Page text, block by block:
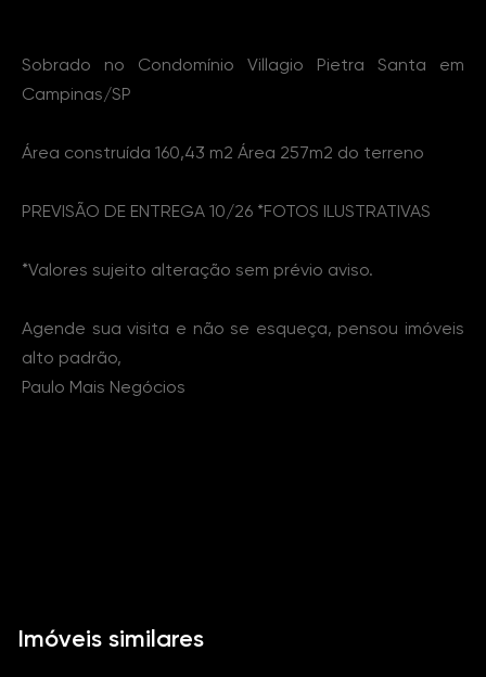
Sobrado no Condomínio Villagio Pietra Santa em
Campinas/SP
Área construída 160,43 m2 Área 257m2 do terreno
PREVISÃO DE ENTREGA 10/26 *FOTOS ILUSTRATIVAS
*Valores sujeito alteração sem prévio aviso.
Agende sua visita e não se esqueça, pensou imóveis
alto padrão,
Paulo Mais Negócios
Imóveis similares